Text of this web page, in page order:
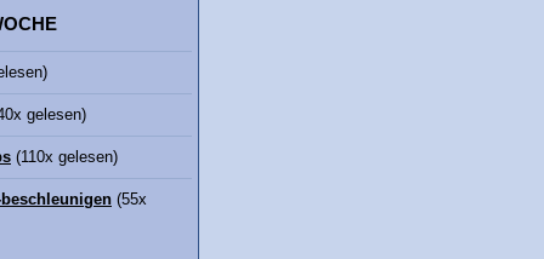
gelesen)
(110x gelesen)
(55x